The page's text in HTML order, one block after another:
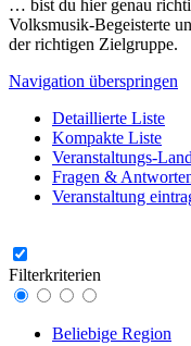
… bist du hier genau
Volksmusik-Begeisterte
der richtigen Zielgruppe.
Navigation überspringen
Detaillierte Liste
Kompakte Liste
Veranstaltungs-
Fragen &
Veranstaltung
Filterkriterien
Beliebige Region